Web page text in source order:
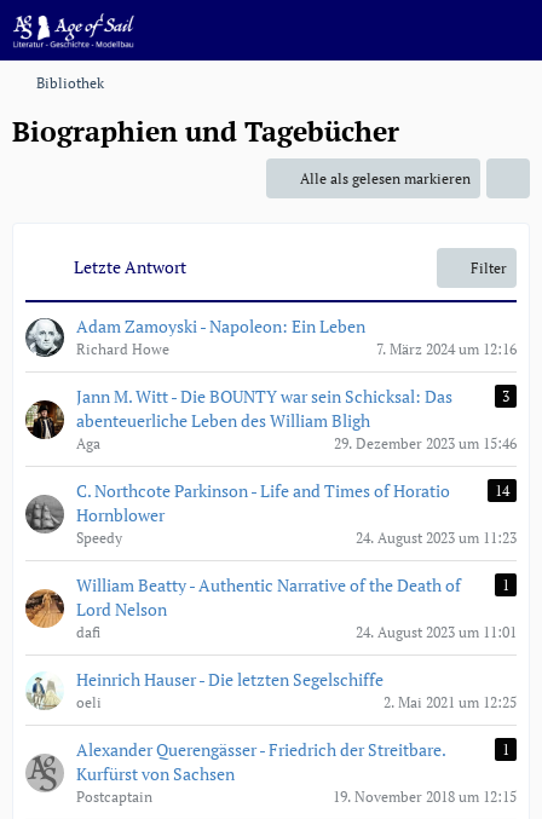
Bibliothek
Biographien und Tagebücher
Alle als gelesen markieren
Letzte Antwort Filter
Adam Zamoyski - Napoleon: Ein Leben
Richard Howe 7. März 2024 um 12:16
Jann M. Witt - Die BOUNTY war sein Schicksal: Das
abenteuerliche Leben des William Bligh
3
Aga 29. Dezember 2023 um 15:46
C. Northcote Parkinson - Life and Times of Horatio
Hornblower
14
Speedy 24. August 2023 um 11:23
William Beatty - Authentic Narrative of the Death of
Lord Nelson
1
dafi 24. August 2023 um 11:01
Heinrich Hauser - Die letzten Segelschiffe
oeli 2. Mai 2021 um 12:25
Alexander Querengässer - Friedrich der Streitbare.
Kurfürst von Sachsen
1
Postcaptain 19. November 2018 um 12:15